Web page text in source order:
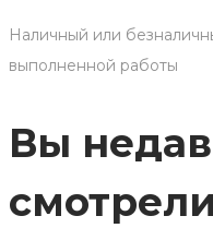
Наличный или
выполненной работы
Вы